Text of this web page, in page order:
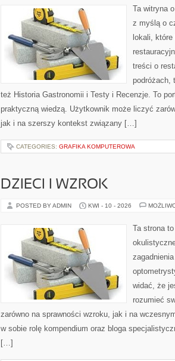
Ta witryna
z myślą o
lokali,
treści o
podróżach,
też Historia Gastronomii i Testy i Recenzje. To
praktyczną wiedzą. Użytkownik może liczyć
jak i na szerszy kontekst związany […]
CATEGORIES: GRAFIKA KOMPUTEROWA
DZIECI I WZROK
POSTED BY ADMIN KWI - 10 - 2026
Ta strona
widać, że
rozumieć
zarówno na sprawności wzroku, jak i na
w sobie rolę kompendium oraz bloga
[…]